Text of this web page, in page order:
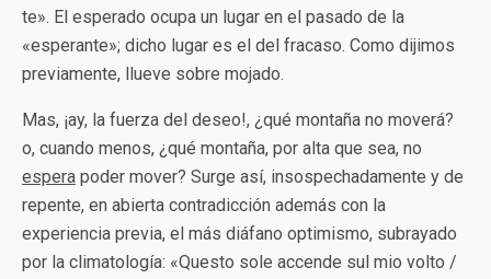
te». El esperado ocupa un lugar en el pasado de la
«esperante»; dicho lugar es el del fracaso. Como dijimos
previamente, llueve sobre mojado.
Mas, ¡ay, la fuerza del deseo!, ¿qué montaña no moverá?
o, cuando menos, ¿qué montaña, por alta que sea, no
espera poder mover? Surge así, insospechadamente y de
repente, en abierta contradicción además con la
experiencia previa, el más diáfano optimismo, subrayado
por la climatología: «Questo sole accende sul mio volto /